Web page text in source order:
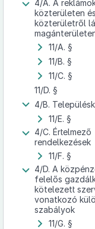
4/A. A
közterületen
közterületről
11/A. §
11/B. §
11/C. §
11/D. §
4/B.
11/E. §
4/C. Értelmező
rendelkezések
11/F. §
4/D. A
felelős
kötelezett
vonatkozó
szabályok
11/G. §